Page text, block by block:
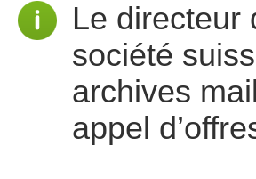
Le directeur
société
archives
appel